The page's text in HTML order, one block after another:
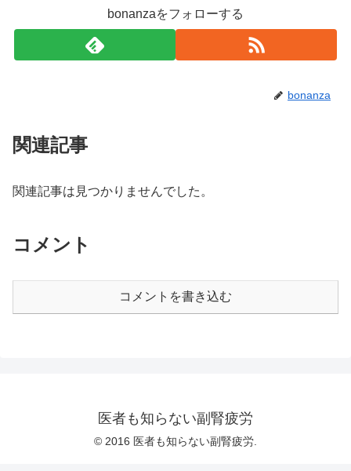
bonanzaをフォローする
bonanza
関連記事
関連記事は見つかりませんでした。
コメント
コメントを書き込む
医者も知らない副腎疲労
© 2016 医者も知らない副腎疲労.